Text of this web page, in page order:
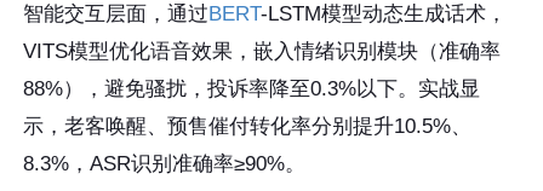
智能交互层面，通过BERT-LSTM模型动态生成话术，
VITS模型优化语音效果，嵌入情绪识别模块（准确率
88%），避免骚扰，投诉率降至0.3%以下。实战显
示，老客唤醒、预售催付转化率分别提升10.5%、
8.3%，ASR识别准确率≥90%。